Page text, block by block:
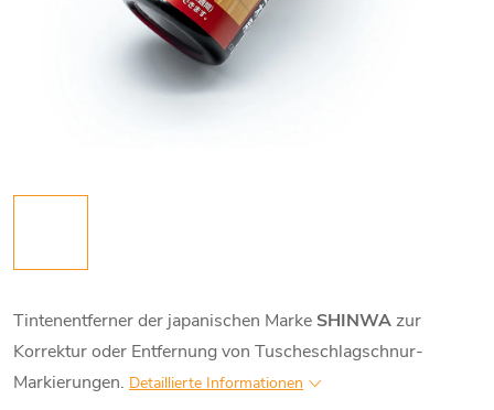
Tintenentferner der japanischen Marke SHINWAzur
Korrektur oder Entfernung von Tuscheschlagschnur-
Markierungen. Detaillierte Informationen